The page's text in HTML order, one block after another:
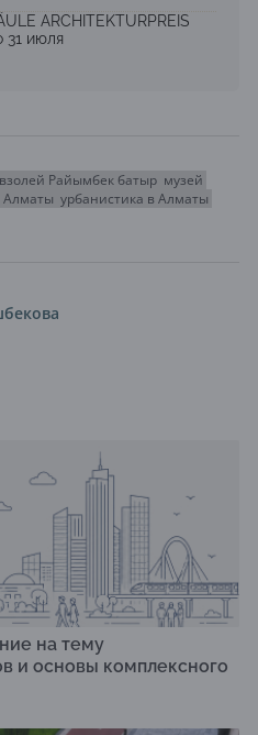
ARCHITEKTURPREIS
31 июля
Райымбек батыр музей
Алматы урбанистика в Алматы
на тему
и основы комплексного